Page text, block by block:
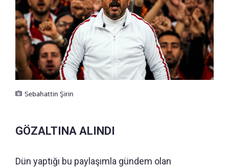
Sebahattin Şirin
GÖZALTINA ALINDI
Dün yaptığı bu paylaşımla gündem olan